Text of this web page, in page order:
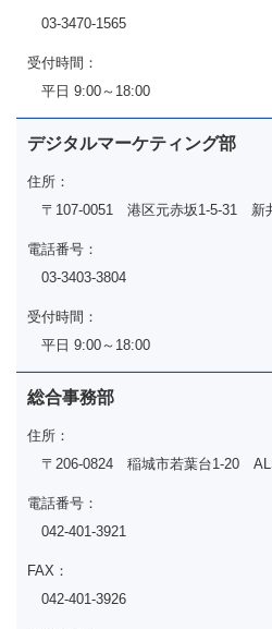
03-3470-1565
受付時間：
平日 9:00～18:00
デジタルマーケティング部
住所：
〒107-0051 港区元赤坂1-5-31 新
電話番号：
03-3403-3804
受付時間：
平日 9:00～18:00
総合事務部
住所：
〒206-0824 稲城市若葉台1-20
電話番号：
042-401-3921
FAX：
042-401-3926